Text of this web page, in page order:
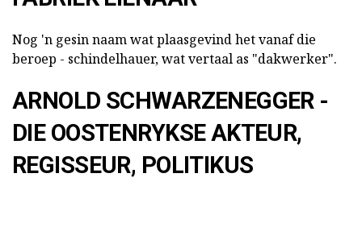
Nog 'n gesin naam wat plaasgevind het vanaf die
beroep - schindelhauer, wat vertaal as "dakwerker".
ARNOLD SCHWARZENEGGER -
DIE OOSTENRYKSE AKTEUR,
REGISSEUR, POLITIKUS